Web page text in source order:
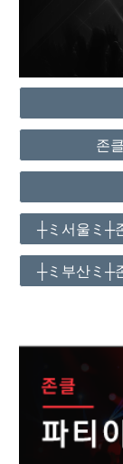
존
┼ミ서울ミ┼
┼ミ부산ミ┼